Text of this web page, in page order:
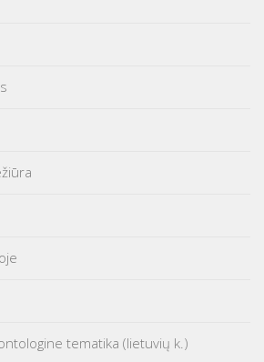
tematika (lietuvių k.)